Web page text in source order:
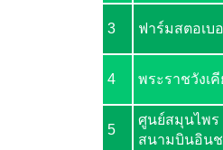
3 ฟาร์มสตอเบ
4 พระราชวังเ
5
ศูนย์สมุนไพร
สนามบินอินช